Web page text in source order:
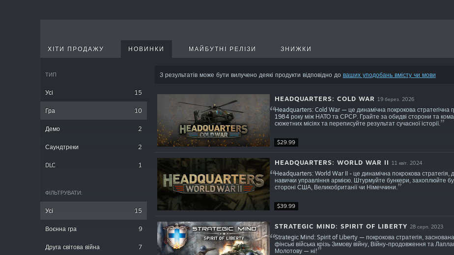
ХІТИ ПРОДАЖУ НОВИНКИ МАЙБУТНІ РЕЛІЗИ ЗНИЖКИ
ТИП
Усі 15
Гра 10
Демо 2
Саундтреки 2
DLC 1
ФІЛЬТРУВАТИ:
Усі 15
Воєнна гра 9
Друга світова війна 7
З результатів може бути вилучено деякі продукти відповідно до ваших уподобань вмісту чи мови
$29.99
HEADQUARTERS: COLD WAR 19 берез. 2026
Headquarters: Cold War — це динамічна покрокова стратегічна
1984 року між НАТО та СРСР. Грайте за обидві сторони та
сюжетних місіях та переписуйте результат сучасної історії.
$39.99
HEADQUARTERS: WORLD WAR II 11 квіт. 2024
Headquarters: World War II - це динамічна покрокова стратегія,
навички управління армією. Штурмуйте бункери, захоплюйте
стороні США, Великобританії чи Німеччини.
STRATEGIC MIND: SPIRIT OF LIBERTY 28 серп. 2023
Strategic Mind: Spirit of Liberty — покрокова стратегія, заснована
фінські війська крізь Зимову війну, Війну-продовження та
Молотову — ні!